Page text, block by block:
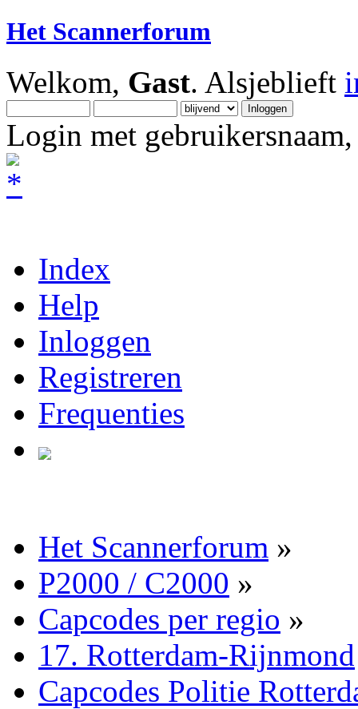
Het Scannerforum
Welkom, Gast. Alsjeblieft
Login met
Index
Help
Inloggen
Registreren
Frequenties
Het Scannerforum »
P2000 / C2000 »
Capcodes per regio »
17. Rotterdam-Rijnmond
Capcodes Politie